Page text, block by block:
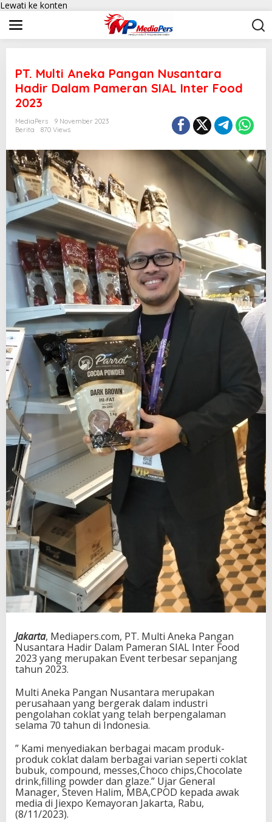
Lewati ke konten
PT. Multi Aneka Pangan Nusantara
Hadir Dalam Pameran SIAL Inter Food
2023
MediaPers
9 November 2023
Berita
870 Views
Jakarta, Mediapers.com, PT. Multi Aneka Pangan
Nusantara Hadir Dalam Pameran SIAL Inter Food
2023 yang merupakan Event terbesar sepanjang
tahun 2023.
Multi Aneka Pangan Nusantara merupakan
perusahaan yang bergerak dalam industri
pengolahan coklat yang telah berpengalaman
selama 70 tahun di Indonesia.
” Kami menyediakan berbagai macam produk-
produk coklat dalam berbagai varian seperti coklat
bubuk, compound, messes,Choco chips,Chocolate
drink,filling powder dan glaze.” Ujar General
Manager, Steven Halim, MBA,CPOD kepada awak
media di Jiexpo Kemayoran Jakarta, Rabu,
(8/11/2023).